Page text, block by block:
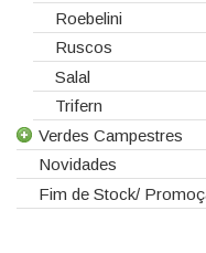
Ilex
Lilium
Lisiantos
Moluccella
Monoflor
Phaleonopsis
Polianthes - Nardus
Helleborus
Hyacinthus
Kochia
Lathyrus
Lavandula
Liatris
Limonium
Roebelini
Ruscos
Salal
Trifern
Verdes Campestres
Todos os Verdes
Eucaliptos
Novidades
Fim de Stock/